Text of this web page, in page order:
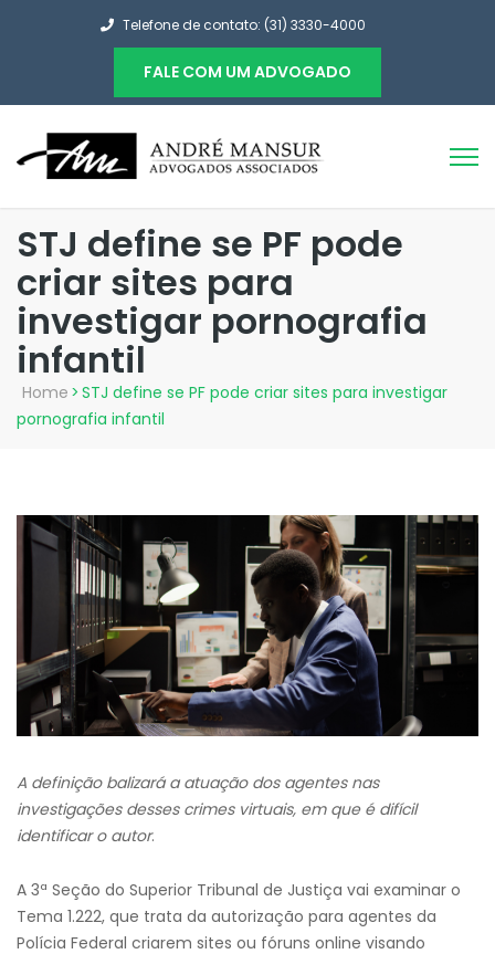
Telefone de contato: (31) 3330-4000
FALE COM UM ADVOGADO
STJ define se PF pode
criar sites para
investigar pornografia
infantil
Home > STJ define se PF pode criar sites para investigar
pornografia infantil
A definição balizará a atuação dos agentes nas
investigações desses crimes virtuais, em que é difícil
identificar o autor.
A 3ª Seção do Superior Tribunal de Justiça vai examinar o
Tema 1.222, que trata da autorização para agentes da
Polícia Federal criarem sites ou fóruns online visando